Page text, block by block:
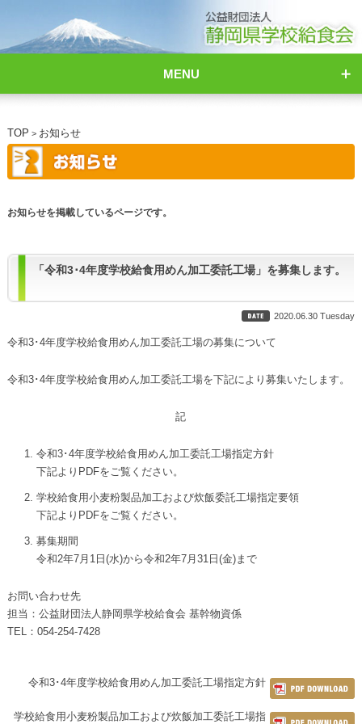
MENU
TOP > お知らせ
お知らせを掲載しているページです。
「令和3･4年度学校給食用めん加工委託工場」を募集します。
2020.06.30 Tuesday
令和3･4年度学校給食用めん加工委託工場の募集について
令和3･4年度学校給食用めん加工委託工場を下記により募集いたします。
記
令和3･4年度学校給食用めん加工委託工場指定方針
下記よりPDFをご覧ください。
学校給食用小麦粉製品加工および炊飯委託工場指定要領
下記よりPDFをご覧ください。
募集期間
令和2年7月1日(水)から令和2年7月31日(金)まで
お問い合わせ先
担当：公益財団法人静岡県学校給食会 基幹物資係
TEL：054-254-7428
令和3･4年度学校給食用めん加工委託工場指定方針
学校給食用小麦粉製品加工および炊飯加工委託工場指